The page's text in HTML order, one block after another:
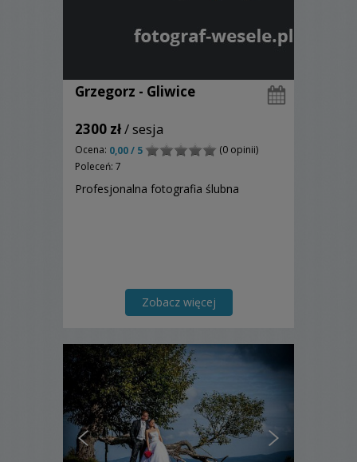
Grzegorz - Gliwice
2300 zł/ sesja
Ocena: 0,00 / 5
(0 opinii)
Poleceń: 7
Profesjonalna fotografia ślubna
Zobacz więcej